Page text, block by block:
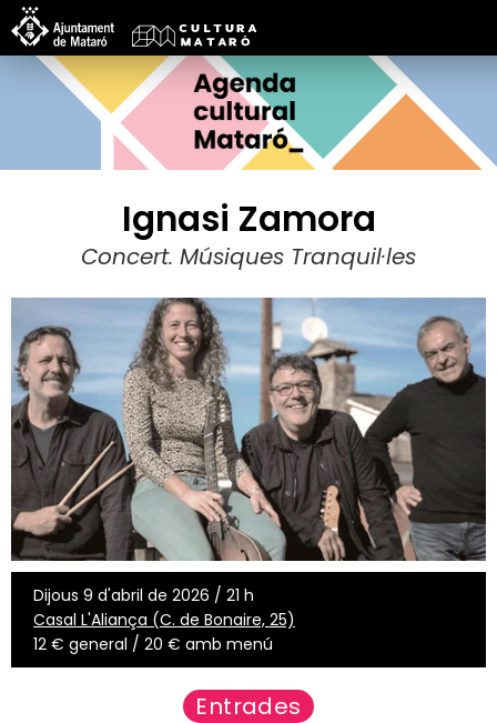
Ignasi Zamora
Concert. Músiques Tranquil·les
Dijous 9 d'abril de 2026 / 21 h
Casal L'Aliança (C. de Bonaire, 25)
12 € general / 20 € amb menú
Entrades